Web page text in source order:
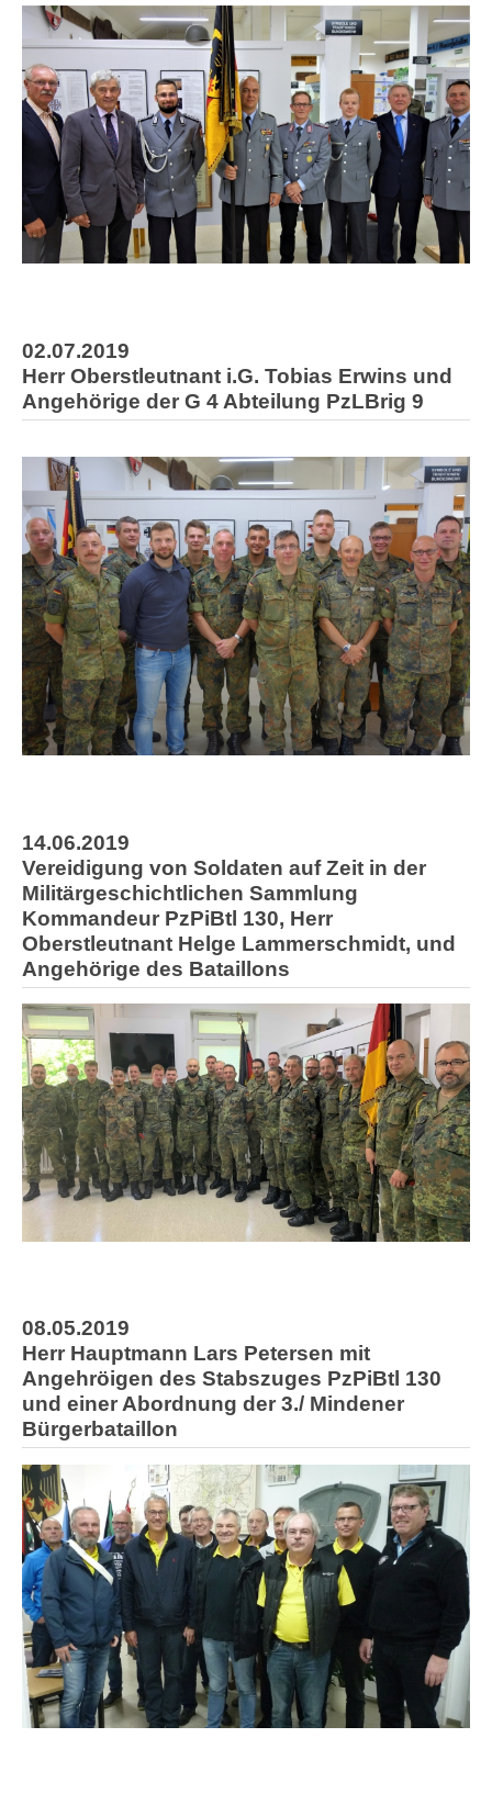
02.07.2019
Herr Oberstleutnant i.G. Tobias Erwins und
Angehörige der G 4 Abteilung PzLBrig 9
14.06.2019
Vereidigung von Soldaten auf Zeit in der
Militärgeschichtlichen Sammlung
Kommandeur PzPiBtl 130, Herr
Oberstleutnant Helge Lammerschmidt, und
Angehörige des Bataillons
08.05.2019
Herr Hauptmann Lars Petersen mit
Angehröigen des Stabszuges PzPiBtl 130
und einer Abordnung der 3./ Mindener
Bürgerbataillon